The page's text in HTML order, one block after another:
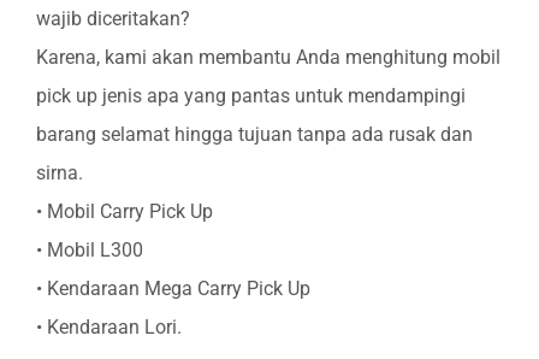
wajib diceritakan?
Karena, kami akan membantu Anda menghitung mobil
pick up jenis apa yang pantas untuk mendampingi
barang selamat hingga tujuan tanpa ada rusak dan
sirna.
• Mobil Carry Pick Up
• Mobil L300
• Kendaraan Mega Carry Pick Up
• Kendaraan Lori.